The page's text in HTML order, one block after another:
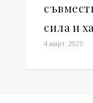
сила и
4.март. 2025